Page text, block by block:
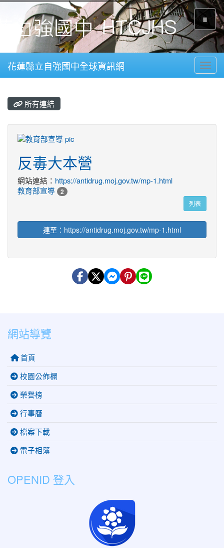
⏸
花蓮縣立自強國中全球資訊網
所有連結
反毒大本營
網站連結： https://antidrug.moj.gov.tw/mp-1.html
教育部宣導
2
列表
連至：https://antidrug.moj.gov.tw/mp-1.html
網站導覽
首頁
校園公佈欄
榮譽榜
行事曆
檔案下載
電子相簿
OPENID 登入